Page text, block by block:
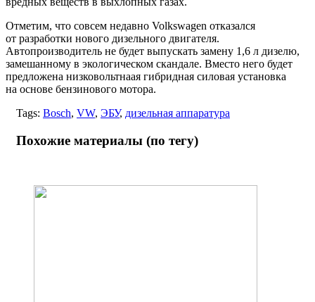
Отметим, что совсем недавно Volkswagen отказался
от разработки нового дизельного двигателя.
Автопроизводитель не будет выпускать замену 1,6 л дизелю,
замешанному в экологическом скандале. Вместо него будет
предложена низковольтнаая гибридная силовая установка
на основе бензинового мотора.
Tags: Bosch, VW, ЭБУ, дизельная аппаратура
Похожие материалы (по тегу)